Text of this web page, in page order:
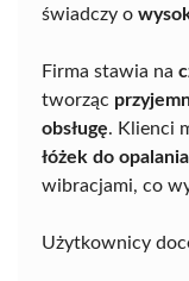
świadczy o
Firma stawia na
tworząc
obsługę. Klienci
łóżek do opalania
wibracjami, co
Użytkownicy